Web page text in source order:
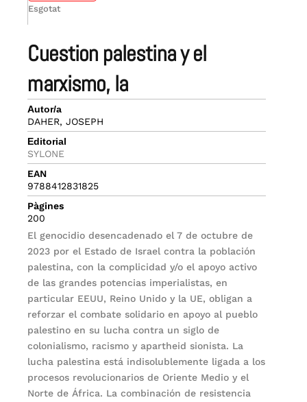
cuestion palestina y el
marxismo, la
Autor/a
DAHER, JOSEPH
Editorial
SYLONE
EAN
9788412831825
Pàgines
200
El genocidio desencadenado el 7 de octubre de
2023 por el Estado de Israel contra la población
palestina, con la complicidad y/o el apoyo activo
de las grandes potencias imperialistas, en
particular EEUU, Reino Unido y la UE, obligan a
reforzar el combate solidario en apoyo al pueblo
palestino en su lucha contra un siglo de
colonialismo, racismo y apartheid sionista. La
lucha palestina está indisolublemente ligada a los
procesos revolucionarios de Oriente Medio y el
Norte de África. La combinación de resistencia
Esgotat